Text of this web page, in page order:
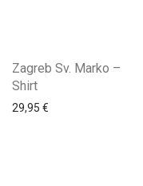
Zagreb Sv. Marko –
Shirt
29,95 €